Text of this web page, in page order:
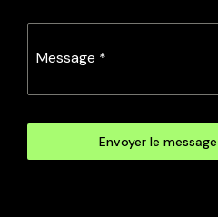
Message *
Envoyer le message